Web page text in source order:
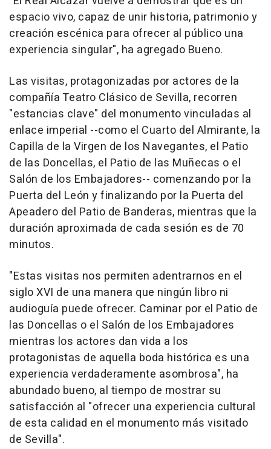
espacio vivo, capaz de unir historia, patrimonio y
creación escénica para ofrecer al público una
experiencia singular", ha agregado Bueno.
Las visitas, protagonizadas por actores de la
compañía Teatro Clásico de Sevilla, recorren
"estancias clave" del monumento vinculadas al
enlace imperial --como el Cuarto del Almirante, la
Capilla de la Virgen de los Navegantes, el Patio
de las Doncellas, el Patio de las Muñecas o el
Salón de los Embajadores-- comenzando por la
Puerta del León y finalizando por la Puerta del
Apeadero del Patio de Banderas, mientras que la
duración aproximada de cada sesión es de 70
minutos.
"Estas visitas nos permiten adentrarnos en el
siglo XVI de una manera que ningún libro ni
audioguía puede ofrecer. Caminar por el Patio de
las Doncellas o el Salón de los Embajadores
mientras los actores dan vida a los
protagonistas de aquella boda histórica es una
experiencia verdaderamente asombrosa", ha
abundado bueno, al tiempo de mostrar su
satisfacción al "ofrecer una experiencia cultural
de esta calidad en el monumento más visitado
de Sevilla".